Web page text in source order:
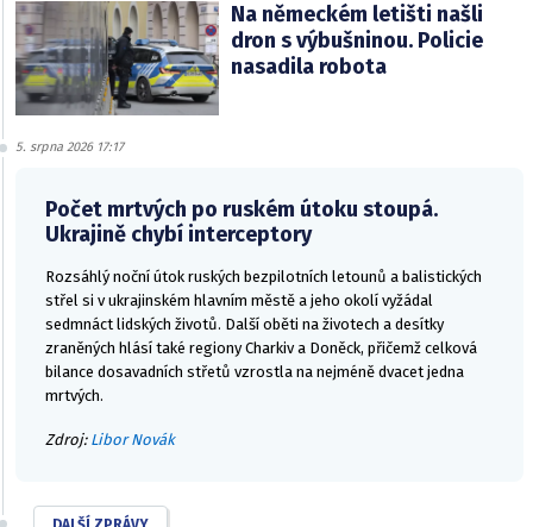
Na německém letišti našli
dron s výbušninou. Policie
nasadila robota
5. srpna 2026 17:17
Počet mrtvých po ruském útoku stoupá.
Ukrajině chybí interceptory
Rozsáhlý noční útok ruských bezpilotních letounů a balistických
střel si v ukrajinském hlavním městě a jeho okolí vyžádal
sedmnáct lidských životů. Další oběti na životech a desítky
zraněných hlásí také regiony Charkiv a Doněck, přičemž celková
bilance dosavadních střetů vzrostla na nejméně dvacet jedna
mrtvých.
Zdroj: Libor Novák